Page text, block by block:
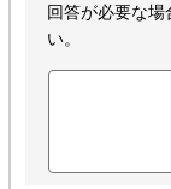
回答が必要な場
い。